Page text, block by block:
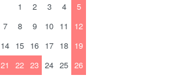
1
2 3 4
5
7 8 9 10 11
12
14 15 16 17 18 19
21 22 23 24 25 26